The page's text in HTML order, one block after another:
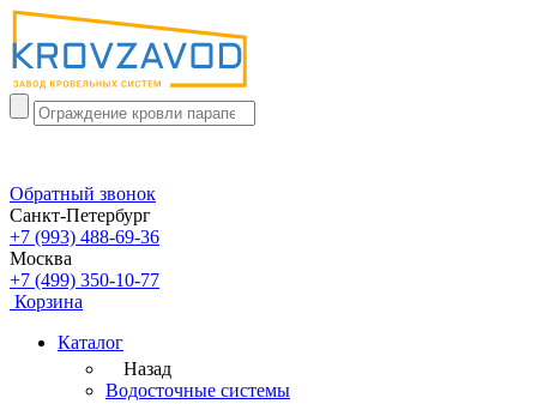
Обратный звонок
Санкт-Петербург
+7 (993) 488-69-36
Москва
+7 (499) 350-10-77
Корзина
Каталог
Назад
Водосточные системы